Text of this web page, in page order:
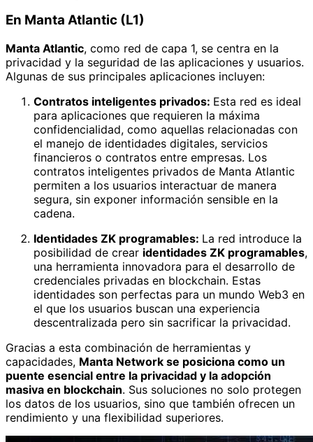
En Manta Atlantic (L1)
Manta Atlantic, como red de capa 1, se centra en la
privacidad y la seguridad de las aplicaciones y usuarios.
Algunas de sus principales aplicaciones incluyen:
Contratos inteligentes privados: Esta red es ideal
para aplicaciones que requieren la máxima
confidencialidad, como aquellas relacionadas con
el manejo de identidades digitales, servicios
financieros o contratos entre empresas. Los
contratos inteligentes privados de Manta Atlantic
permiten a los usuarios interactuar de manera
segura, sin exponer información sensible en la
cadena.
Identidades ZK programables: La red introduce la
posibilidad de crear identidades ZK programables,
una herramienta innovadora para el desarrollo de
credenciales privadas en blockchain. Estas
identidades son perfectas para un mundo Web3 en
el que los usuarios buscan una experiencia
descentralizada pero sin sacrificar la privacidad.
Gracias a esta combinación de herramientas y
capacidades, Manta Network se posiciona como un
puente esencial entre la privacidad y la adopción
masiva en blockchain. Sus soluciones no solo protegen
los datos de los usuarios, sino que también ofrecen un
rendimiento y una flexibilidad superiores.